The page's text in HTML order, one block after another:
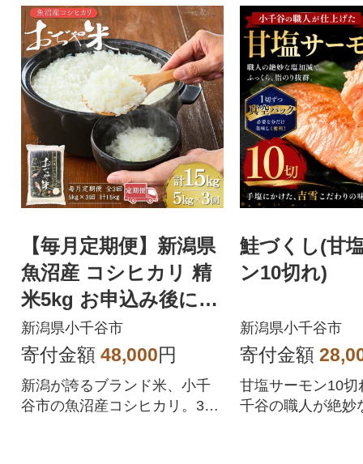
【毎月定期便】新潟県
魚沼産 コシヒカリ 精
米5kg お申込み後に精
米 おぢや米全3回
新潟県小千谷市
寄付金額 48,000円
新潟が誇るブランド米、小千
谷市の魚沼産コシヒカリ。3か
鮭づくし(甘
ン10切れ)
新潟県小千谷市
寄付金額
甘塩サーモン10切
千谷の職人が絶妙